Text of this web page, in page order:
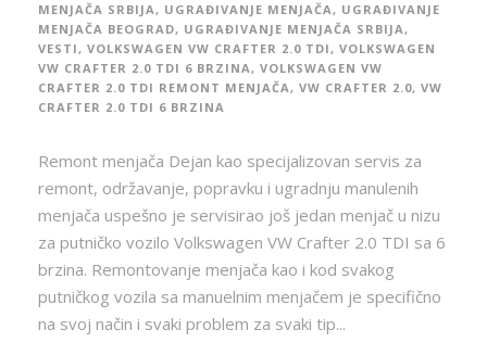
MENJAČA SRBIJA, UGRAĐIVANJE MENJAČA, UGRAĐIVANJE
MENJAČA BEOGRAD, UGRAĐIVANJE MENJAČA SRBIJA,
VESTI, VOLKSWAGEN VW CRAFTER 2.0 TDI, VOLKSWAGEN
VW CRAFTER 2.0 TDI 6 BRZINA, VOLKSWAGEN VW
CRAFTER 2.0 TDI REMONT MENJAČA, VW CRAFTER 2.0, VW
CRAFTER 2.0 TDI 6 BRZINA
Remont menjača Dejan kao specijalizovan servis za
remont, održavanje, popravku i ugradnju manulenih
menjača uspešno je servisirao još jedan menjač u nizu
za putničko vozilo Volkswagen VW Crafter 2.0 TDI sa 6
brzina. Remontovanje menjača kao i kod svakog
putničkog vozila sa manuelnim menjačem je specifično
na svoj način i svaki problem za svaki tip...